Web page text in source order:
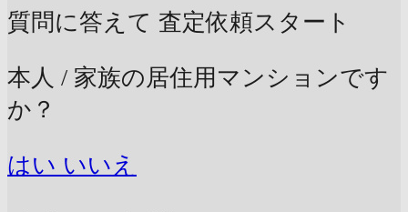
質問に答えて 査定依頼スタート
本人 / 家族の居住用マンションです
か？
はい いいえ